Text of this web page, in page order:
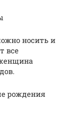
носить и
все
рождения